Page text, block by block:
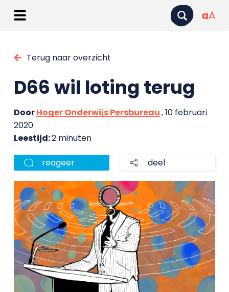
aA
Terug naar overzicht
D66 wil loting terug
DoorHoger Onderwijs Persbureau, 10 februari
2020
Leestijd:2 minuten
reageer deel